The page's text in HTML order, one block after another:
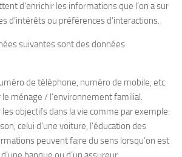
d’enrichir les informations que l’on a sur
d’intérêts ou préférences d’interactions.
suivantes sont des données
de téléphone, numéro de mobile, etc.
ménage / l’environnement familial.
objectifs dans la vie comme par exemple:
celui d’une voiture, l’éducation des
peuvent faire du sens lorsqu’on est